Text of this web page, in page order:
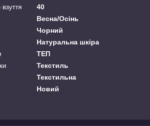
40
Весна/Осінь
Чорний
Натуральна шкіра
ТЕП
Текстиль
Текстильна
Новий